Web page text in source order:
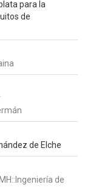
para la
de
de Elche
de